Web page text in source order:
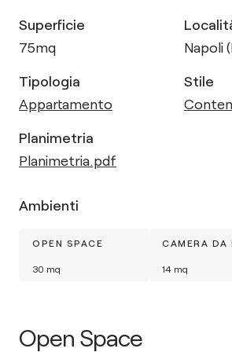
Superficie
75mq
Napoli
Tipologia
Appartamento
Stile
Planimetria
Planimetria.pdf
Ambienti
OPEN SPACE
30 mq
CAMERA DA
14 mq
Open Space